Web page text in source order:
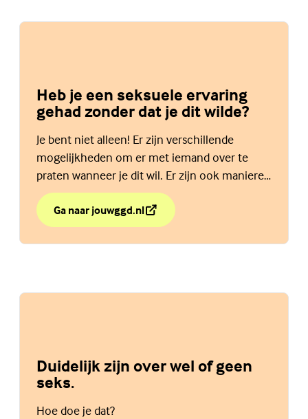
Heb je een seksuele ervaring
gehad zonder dat je dit wilde?
Je bent niet alleen! Er zijn verschillende
mogelijkheden om er met iemand over te
praten wanneer je dit wil. Er zijn ook manieren
om hulp te krijgen. Lees hier meer.
Ga naar jouwggd.nl
over Heb je een seksuele ervaring gehad zonder dat
(Externe link)
Duidelijk zijn over wel of geen
seks.
Hoe doe je dat?